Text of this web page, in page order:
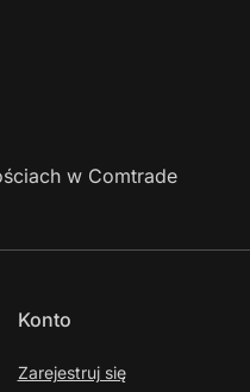
w Comtrade
Konto
Zarejestruj się